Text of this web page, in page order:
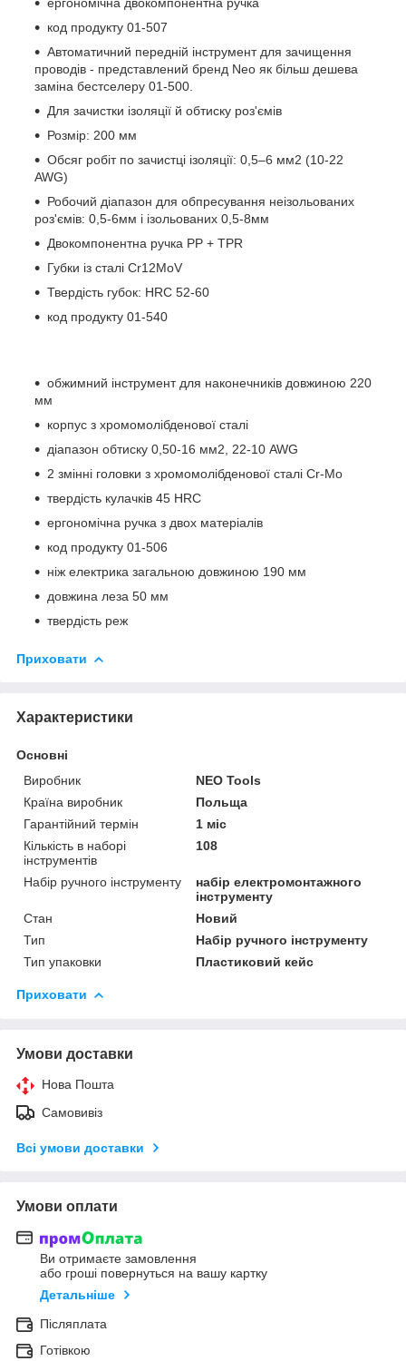
код продукту 01-507
Автоматичний передній інструмент для зачищення
проводів - представлений бренд Neo як більш дешева
заміна бестселеру 01-500.
Для зачистки ізоляції й обтиску роз'ємів
Розмір: 200 мм
Обсяг робіт по зачистці ізоляції: 0,5–6 мм2 (10-22
AWG)
Робочий діапазон для обпресування неізольованих
роз'ємів: 0,5-6мм і ізольованих 0,5-8мм
Двокомпонентна ручка PP + TPR
Губки із сталі Cr12MoV
Твердість губок: HRC 52-60
код продукту 01-540
обжимний інструмент для наконечників довжиною 220
мм
корпус з хромомолібденової сталі
діапазон обтиску 0,50-16 мм2, 22-10 AWG
2 змінні головки з хромомолібденової сталі Cr-Mo
твердість кулачків 45 HRC
ергономічна ручка з двох матеріалів
код продукту 01-506
ніж електрика загальною довжиною 190 мм
довжина леза 50 мм
твердість реж
Приховати
Характеристики
Основні
Виробник
NEO Tools
Країна виробник
Польща
Гарантійний термін
1 міс
Кількість в наборі
інструментів
108
Набір ручного інструменту
набір електромонтажного
інструменту
Стан
Новий
Тип
Набір ручного інструменту
Тип упаковки
Пластиковий кейс
Приховати
Умови доставки
Нова Пошта
Самовивіз
Всі умови доставки
Умови оплати
Ви отримаєте замовлення
або гроші повернуться на вашу картку
Детальніше
Післяплата
Готівкою